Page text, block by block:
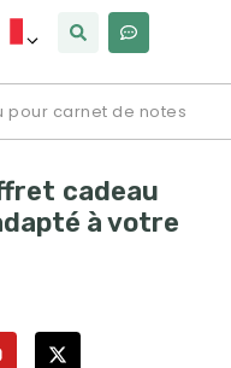
pour carnet de notes
cadeau
à votre